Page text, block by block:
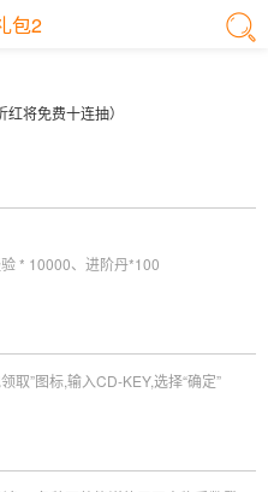
包2
将免费十连抽）
* 10000、进阶丹*100
取”图标,输入CD-KEY,选择“确定”